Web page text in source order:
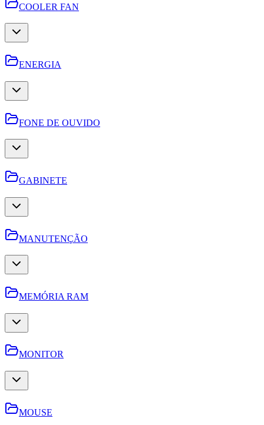
COOLER FAN
ENERGIA
FONE DE OUVIDO
GABINETE
MANUTENÇÃO
MEMÓRIA RAM
MONITOR
MOUSE